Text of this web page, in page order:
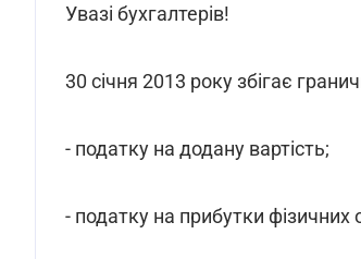
Увазі бухгалтерів!
30 січня 2013 року збігає
- податку на додану вартість;
- податку на прибутки фізичних